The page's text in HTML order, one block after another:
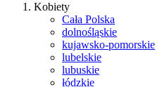
Kobiety
Cała Polska
dolnośląskie
kujawsko-pomorskie
lubelskie
lubuskie
łódzkie